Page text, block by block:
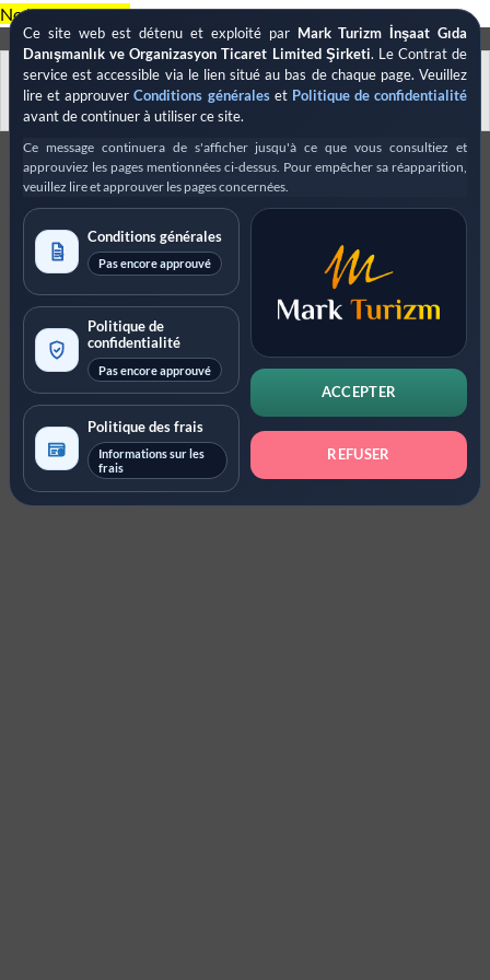
Ce site web est détenu et exploité par Mark Turizm İnşaat Gıda
Danışmanlık ve Organizasyon Ticaret Limited Şirketi. Le Contrat de
service est accessible via le lien situé au bas de chaque page. Veuillez
lire et approuverConditions généraleset Politique de confidentialité
avant de continuer à utiliser ce site.
Ce message continuera de s'afficher jusqu'à ce que vous consultiez et
approuviez les pages mentionnées ci-dessus. Pour empêcher sa réapparition,
veuillez lire et approuver les pages concernées.
ACCEPTER
REFUSER
Conditions générales
Pas encore approuvé
Politique de
confidentialité
Pas encore approuvé
Politique des frais
Informations sur les
frais
Passer
contenu
No block ID is set
English العربية Deutsch
Polski
Español